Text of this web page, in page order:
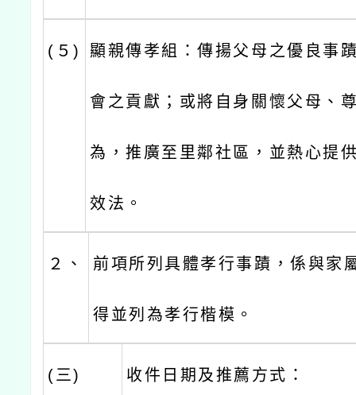
(５) 顯親傳孝組：傳揚父母之優良事
會之貢獻；或將自身關懷父母、
為，推廣至里鄰社區，並熱心提
效法。
２、 前項所列具體孝行事蹟，係與家
得並列為孝行楷模。
(三) 收件日期及推薦方式：